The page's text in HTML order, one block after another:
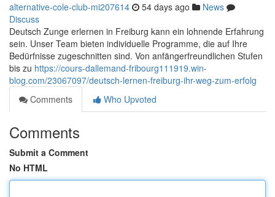
alternative-cole-club-mi207614 54 days ago
News
Discuss
Deutsch Zunge erlernen in Freiburg kann ein lohnende Erfahrung
sein. Unser Team bieten individuelle Programme, die auf Ihre
Bedürfnisse zugeschnitten sind. Von anfängerfreundlichen Stufen
bis zu https://cours-dallemand-fribourg111919.win-
blog.com/23067097/deutsch-lernen-freiburg-ihr-weg-zum-erfolg
Comments
Who Upvoted
Comments
Submit a Comment
No HTML